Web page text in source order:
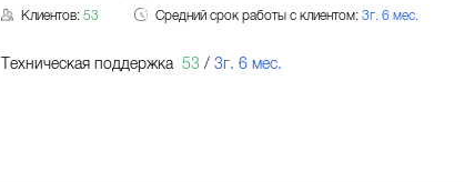
Клиентов:53 Средний срок работы с клиентом: 3г. 6 мес.
Техническая поддержка 53 / 3г. 6 мес.